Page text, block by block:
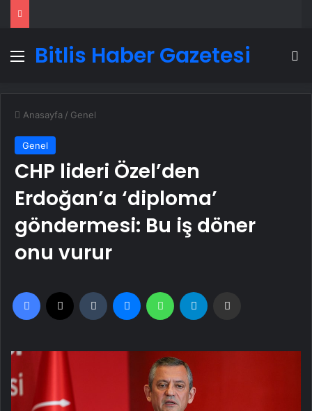
Menü
Bitlis Haber Gazetesi
Anasayfa / Genel
Genel
CHP lideri Özel’den
Erdoğan’a ‘diploma’
göndermesi: Bu iş döner
onu vurur
Facebook Tumblr MessengerWhatsApp